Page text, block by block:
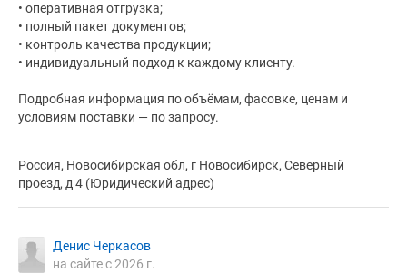
• оперативная отгрузка;
• полный пакет документов;
• контроль качества продукции;
• индивидуальный подход к каждому клиенту.
Подробная информация по объёмам, фасовке, ценам и
условиям поставки — по запросу.
Россия, Новосибирская обл, г Новосибирск, Северный
проезд, д 4 (Юридический адрес)
Денис Черкасов
на сайте с 2026 г.